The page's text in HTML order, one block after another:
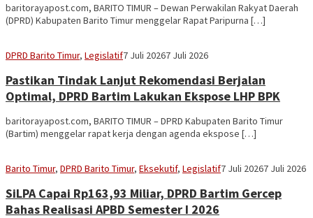
baritorayapost.com, BARITO TIMUR – Dewan Perwakilan Rakyat Daerah
(DPRD) Kabupaten Barito Timur menggelar Rapat Paripurna […]
DPRD Barito Timur, LegislatifSekber
7 Juli 20267 Juli 2026
Pastikan Tindak Lanjut Rekomendasi Berjalan
Optimal, DPRD Bartim Lakukan Ekspose LHP BPK
baritorayapost.com, BARITO TIMUR – DPRD Kabupaten Barito Timur
(Bartim) menggelar rapat kerja dengan agenda ekspose […]
Barito Timur, DPRD Barito Timur, Eksekutif, LegislatifSekber
7 Juli 20267 Juli 2026
SiLPA Capai Rp163,93 Miliar, DPRD Bartim Gercep
Bahas Realisasi APBD Semester I 2026